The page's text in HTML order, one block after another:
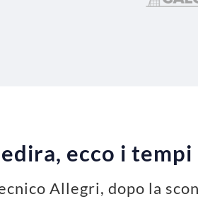
ecco i
Allegri, dopo la